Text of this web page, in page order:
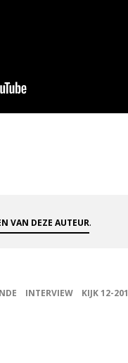
VAN DEZE AUTEUR.
INTERVIEW KIJK 12-